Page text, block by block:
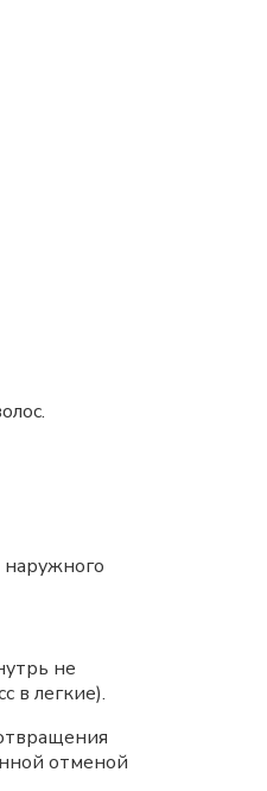
не
в легкие).
отменой